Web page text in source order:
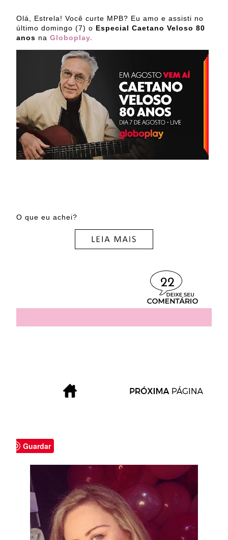
Olá, Estrela! Você curte MPB? Eu amo e assisti no
último domingo (7) o Especial Caetano Veloso 80
anos na Globoplay.
O que eu achei?
22
Guardar